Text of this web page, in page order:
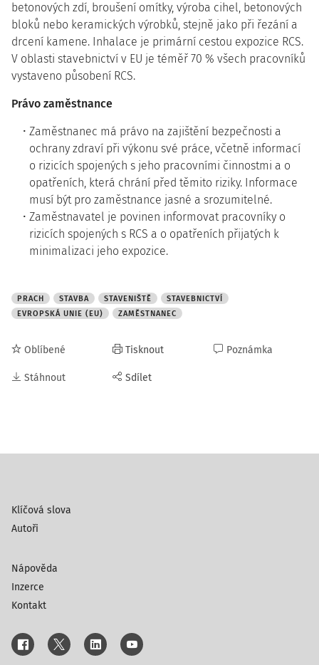
betonových zdí, broušení omítky, výroba cihel, betonových
bloků nebo keramických výrobků, stejně jako při řezání a
drcení kamene. Inhalace je primární cestou expozice RCS.
V oblasti stavebnictví v EU je téměř 70 % všech pracovníků
vystaveno působení RCS.
Právo zaměstnance
Zaměstnanec má právo na zajištění bezpečnosti a
ochrany zdraví při výkonu své práce, včetně informací
o rizicích spojených s jeho pracovními činnostmi a o
opatřeních, která chrání před těmito riziky. Informace
musí být pro zaměstnance jasné a srozumitelné.
Zaměstnavatel je povinen informovat pracovníky o
rizicích spojených s RCS a o opatřeních přijatých k
minimalizaci jeho expozice.
PRACH STAVBA STAVENIŠTĚ
STAVEBNICTVÍ
EVROPSKÁ UNIE (EU)
ZAMĚSTNANEC
Oblíbené
Stáhnout
Tisknout
Sdílet
Poznámka
Klíčová slova
Autoři
Nápověda
Inzerce
Kontakt